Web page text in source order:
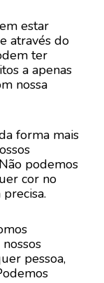
estar
através do
ter
a apenas
nossa
forma mais
podemos
cor no
pessoa,